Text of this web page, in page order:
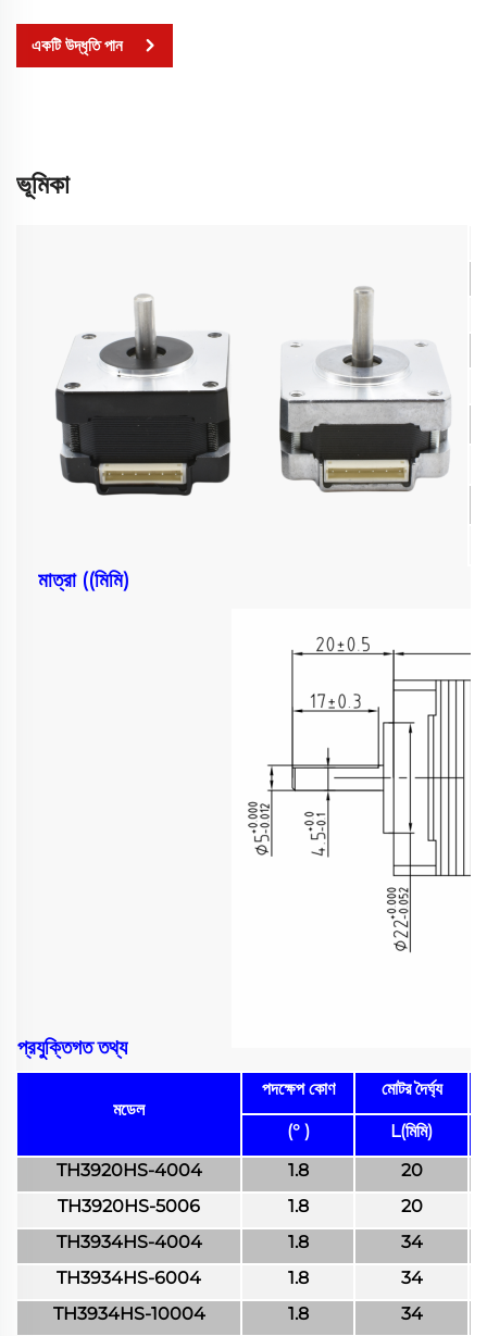
একটি উদ্ধৃতি পান
ভূমিকা
মাত্রা ((মিমি)
প্রযুক্তিগত তথ্য
মডেল
পদক্ষেপ কোণ মোটর দৈর্ঘ্য
(° )
L(মিমি)
TH3920HS-4004
1.8
20
TH3920HS-5006
1.8
20
TH3934HS-4004
1.8
34
TH3934HS-6004
1.8
34
TH3934HS-10004
1.8 34